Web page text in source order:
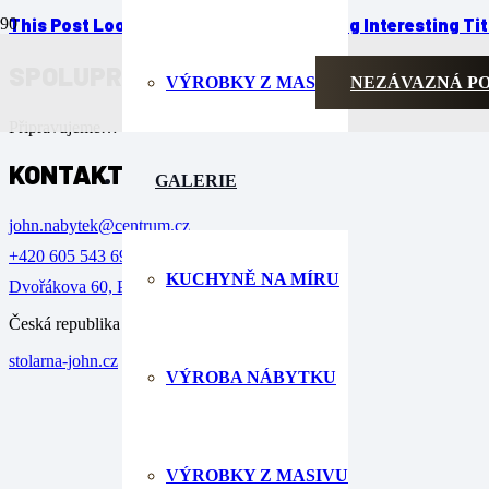
VÝROBKY Z MASIVU
GALERIE
KUCHYNĚ NA MÍRU
VÝROBA NÁBYTKU
VÝROBKY Z MASIVU
NEZÁVAZNÁ
This Post Looks Beautiful even with Long Interesting
SPOLUPRACUJEME
KONTAKT
john.nabytek@centrum.cz
+420 605 543 699
Dvořákova 60, Přerov 750 00
Česká republika
stolarna-john.cz